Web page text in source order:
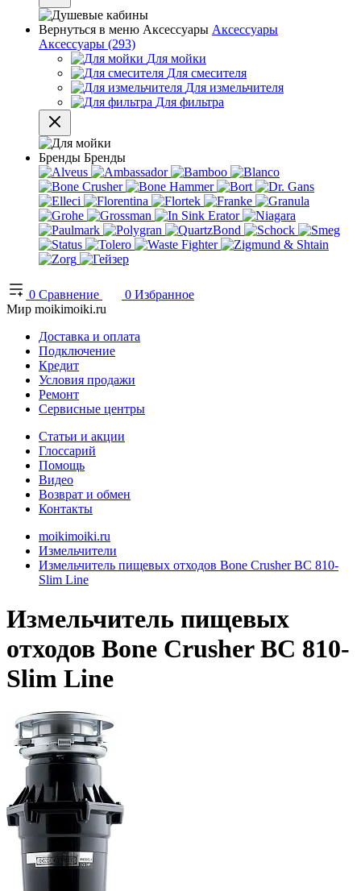
Вернуться в меню Аксессуары Аксессуары
Аксессуары (293)
Для мойки
Для смесителя
Для измельчителя
Для фильтра
Бренды Бренды
0 Сравнение 0 Избранное
Мир moikimoiki.ru
Доставка и оплата
Подключение
Кредит
Условия продажи
Ремонт
Сервисные центры
Статьи и акции
Глоссарий
Помощь
Видео
Возврат и обмен
Контакты
moikimoiki.ru
Измельчители
Измельчитель пищевых отходов Bone Crusher BC 810-
Slim Line
Измельчитель пищевых
отходов Bone Crusher BC 810-
Slim Line